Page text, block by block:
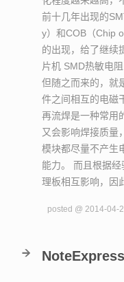
前十几年出现的
y）和COB（Chip
的出现，给了继续
片机 SMD热敏电
但随之而来的，就
件之间相互的电磁
再流焊是一种常用
又会影响焊接质量
模块都尽量不产生
能力。 而且根据
理板相互影响，因
posted @ 2014-04-